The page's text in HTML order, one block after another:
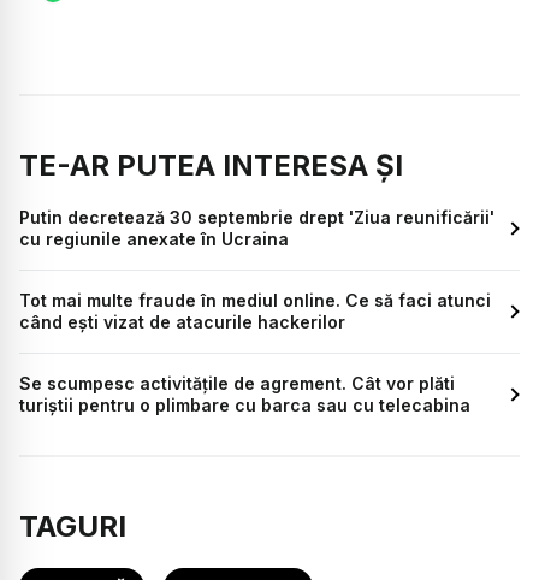
TE-AR PUTEA INTERESA ȘI
Putin decretează 30 septembrie drept 'Ziua reunificării'
cu regiunile anexate în Ucraina
Tot mai multe fraude în mediul online. Ce să faci atunci
când ești vizat de atacurile hackerilor
Se scumpesc activitățile de agrement. Cât vor plăti
turiștii pentru o plimbare cu barca sau cu telecabina
TAGURI